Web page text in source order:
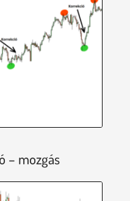
– mozgás